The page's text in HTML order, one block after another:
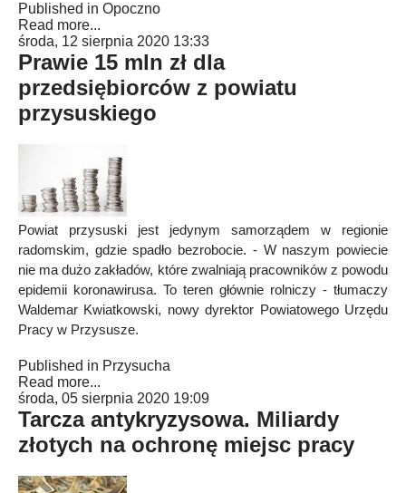
Published in Opoczno
Read more...
środa, 12 sierpnia 2020 13:33
Prawie 15 mln zł dla
przedsiębiorców z powiatu
przysuskiego
Powiat przysuski jest jedynym samorządem w regionie
radomskim, gdzie spadło bezrobocie. - W naszym powiecie
nie ma dużo zakładów, które zwalniają pracowników z powodu
epidemii koronawirusa. To teren głównie rolniczy - tłumaczy
Waldemar Kwiatkowski, nowy dyrektor Powiatowego Urzędu
Pracy w Przysusze.
Published in Przysucha
Read more...
środa, 05 sierpnia 2020 19:09
Tarcza antykryzysowa. Miliardy
złotych na ochronę miejsc pracy